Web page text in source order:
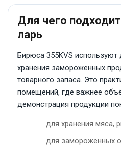
Для чего
ларь
Бирюса 355KVS используют
хранения замороженных
товарного запаса. Это
помещений, где важнее
демонстрация продукции
для хранения мяса,
для замороженных